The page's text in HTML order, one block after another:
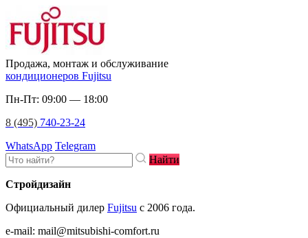
Продажа, монтаж и обслуживание
кондиционеров Fujitsu
Пн-Пт: 09:00 — 18:00
8 (495) 740-23-24
WhatsApp Telegram
Найти
Стройдизайн
Официальный дилер Fujitsu c 2006 года.
e-mail: mail@mitsubishi-comfort.ru